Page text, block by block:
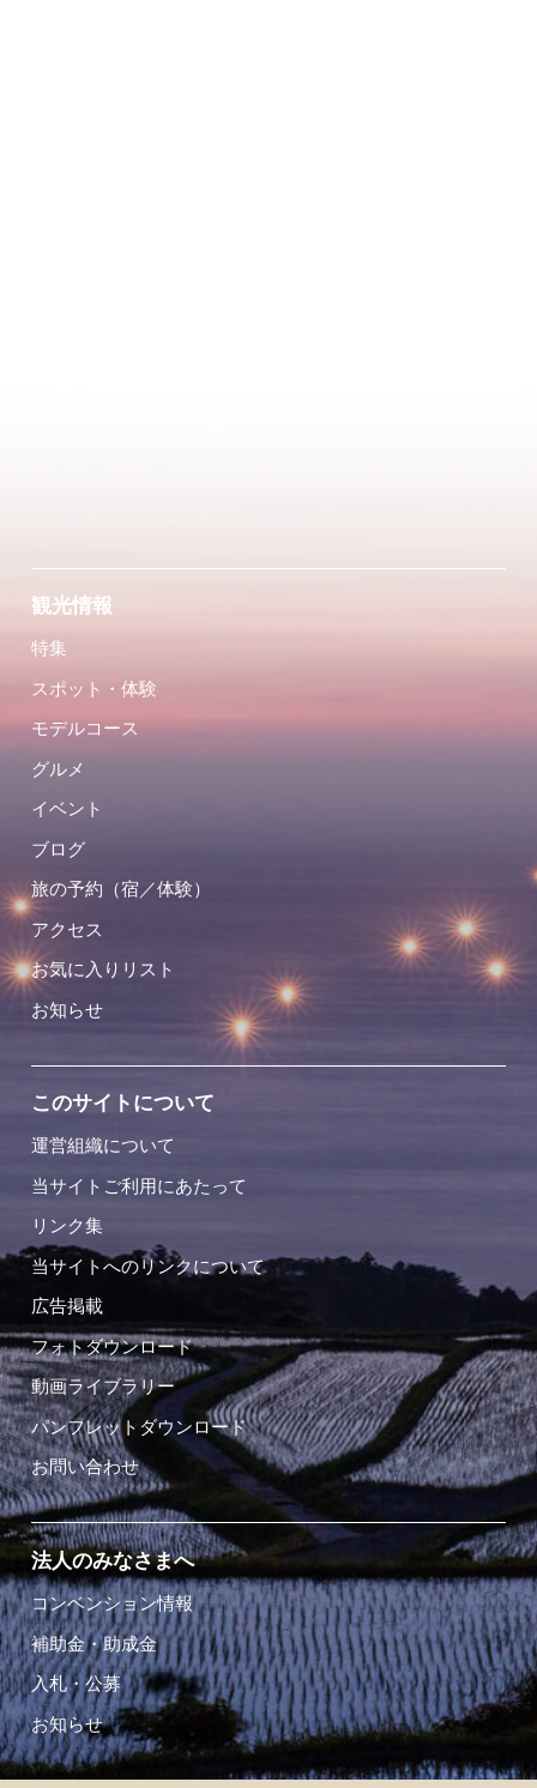
観光情報
特集
スポット・体験
モデルコース
グルメ
イベント
ブログ
旅の予約（宿／体験）
アクセス
お気に入りリスト
お知らせ
このサイトについて
運営組織について
当サイトご利用にあたって
リンク集
当サイトへのリンクについて
広告掲載
フォトダウンロード
動画ライブラリー
パンフレットダウンロード
お問い合わせ
法人のみなさまへ
コンベンション情報
補助金・助成金
入札・公募
お知らせ